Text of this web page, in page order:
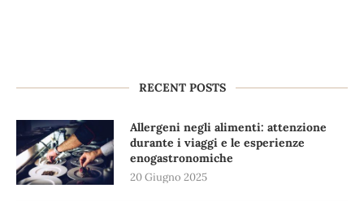
RECENT POSTS
Allergeni negli alimenti: attenzione
durante i viaggi e le esperienze
enogastronomiche
20 Giugno 2025